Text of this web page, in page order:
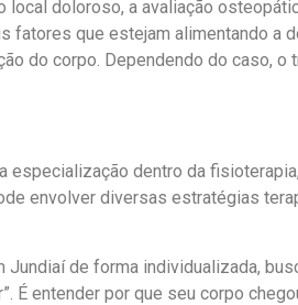
local doloroso, a avaliação
que estejam alimentando a
do corpo. Dependendo do caso,
especialização dentro da
envolver diversas estratégias
de forma individualizada,
É entender por que seu corpo